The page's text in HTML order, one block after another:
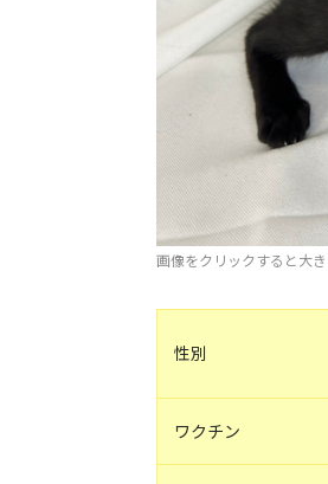
画像をクリックすると大
性別
ワクチン